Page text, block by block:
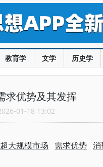
教育学 文学 历史学
求优势及其发挥
01-18 13:02
超大规模市场 需求优势 消